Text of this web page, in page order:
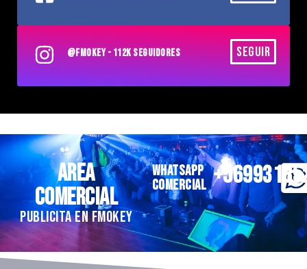
SEGUIR
@FMOKEY - 112K SEGUIDORES
AREA
COMERCIAL
PUBLICITA EN FMOKEY
WHATSAPP
COMERCIAL